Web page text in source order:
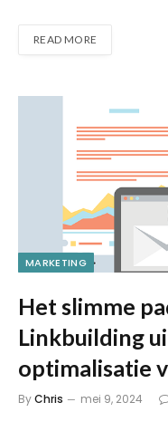
READ MORE
MARKETING
Het slimme
Linkbuilding
optimalisatie
ByChris mei 9, 2024